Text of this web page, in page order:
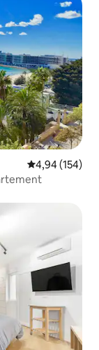
Gemiddelde
4,94 (154)